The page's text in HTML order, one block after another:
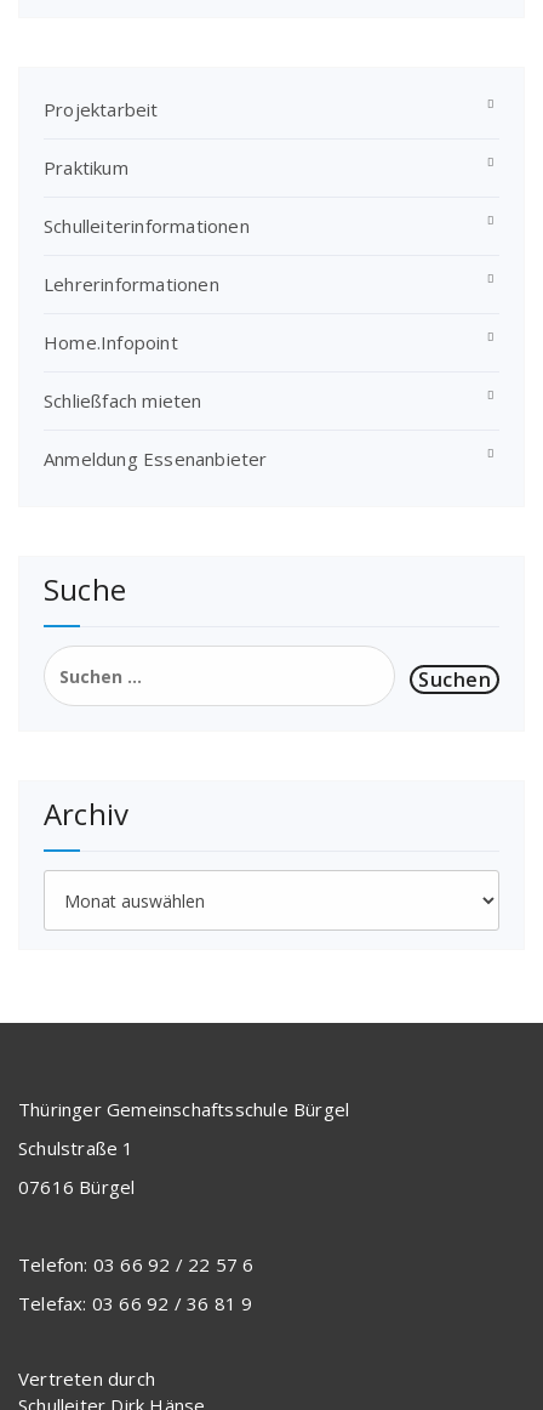
Projektarbeit
Praktikum
Schulleiterinformationen
Lehrerinformationen
Home.Infopoint
Schließfach mieten
Anmeldung Essenanbieter
Suche
Suchen
nach:
Archiv
Thüringer Gemeinschaftsschule Bürgel
Schulstraße 1
07616 Bürgel
Telefon: 03 66 92 / 22 57 6
Telefax: 03 66 92 / 36 81 9
Vertreten durch
Schulleiter Dirk Hänse